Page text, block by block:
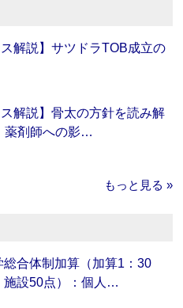
解説】サツドラTOB成立の
解説】骨太の方針を読み解
薬剤師への影…
もっと見る »
総合体制加算（加算1：30
施設50点）：個人…